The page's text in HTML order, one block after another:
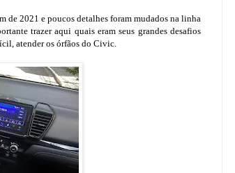
de 2021 e poucos detalhes foram mudados na linha
trazer aqui quais eram seus grandes desafios
atender os órfãos do Civic.